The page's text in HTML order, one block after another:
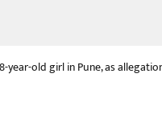
old girl in Pune, as